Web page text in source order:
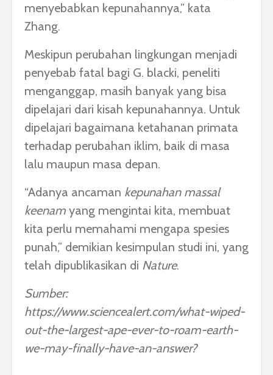
menyebabkan kepunahannya,” kata
Zhang.
Meskipun perubahan lingkungan menjadi
penyebab fatal bagi G. blacki, peneliti
menganggap, masih banyak yang bisa
dipelajari dari kisah kepunahannya. Untuk
dipelajari bagaimana ketahanan primata
terhadap perubahan iklim, baik di masa
lalu maupun masa depan.
“Adanya ancaman kepunahan massal
keenam yang mengintai kita, membuat
kita perlu memahami mengapa spesies
punah,” demikian kesimpulan studi ini, yang
telah dipublikasikan di Nature.
Sumber:
https://www.sciencealert.com/what-wiped-
out-the-largest-ape-ever-to-roam-earth-
we-may-finally-have-an-answer?